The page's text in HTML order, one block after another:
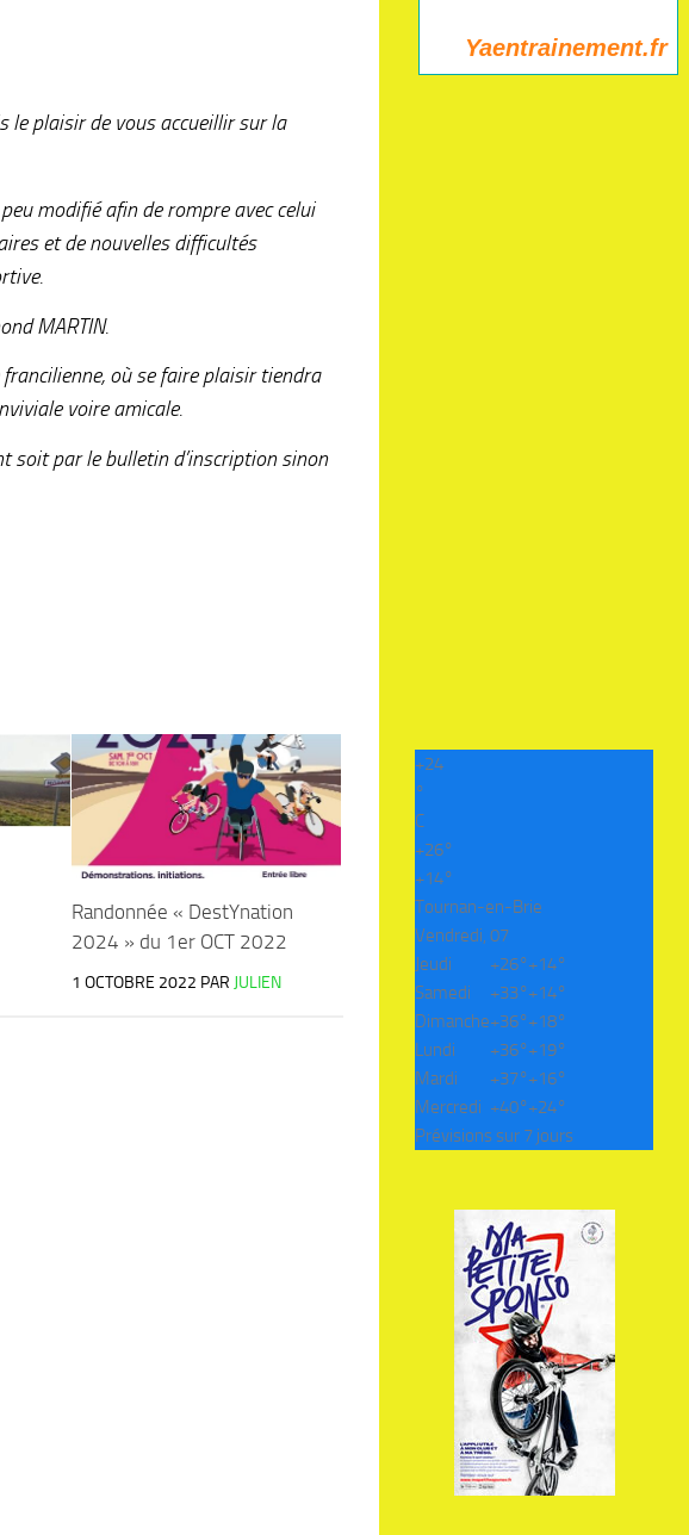
le plaisir de vous accueillir sur la
modifié afin de rompre avec celui
et de nouvelles difficultés
MARTIN.
où se faire plaisir tiendra
voire amicale.
soit par le bulletin d’inscription sinon
Randonnée « DestYnation
2024 » du 1er OCT 2022
1 OCTOBRE 2022 PAR JULIEN
Yaentrainement.fr
+24
°
C
+26°
+14°
Tournan-en-Brie
Vendredi, 07
Jeudi
+26°+14°
Samedi
+33°+14°
Dimanche+36°+18°
Lundi
+36°+19°
Mardi
+37°+16°
Mercredi +40°+24°
Prévisions sur 7 jours